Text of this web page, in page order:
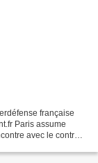
française
Paris assume
avec le contre-